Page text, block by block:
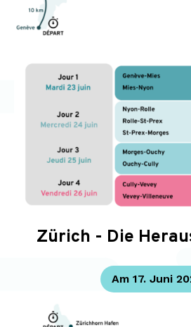
Zürich - Die
Am 17. Juni